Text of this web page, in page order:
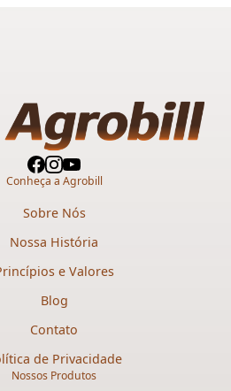
Conheça a Agrobill
Sobre Nós
Nossa História
e Valores
Blog
Contato
de Privacidade
Nossos Produtos